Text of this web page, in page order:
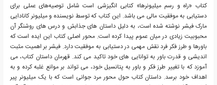
کتاب «راه و رسم میلیونرها» کتابی انگیزشی است شامل توصیه‌های عملی برای
دستیابی به موفقیت مالی می باشد. این کتاب که توسط نویسنده و میلیونر کانادایی
مارک فیشر نوشته شده است، به دلیل داستان های جذابش و درس های روشنگر آن
محبوبیت زیادی در میان عموم پیدا کرده است. محور اصلی کتاب این ایده است که
باورها و طرز فکر فرد نقش مهمی در دستیابی به موفقیت دارد. فیشر بر اهمیت مثبت
اندیشی و قدرت باور به توانایی های خود تاکید می کند. قهرمان داستان کتاب، می
آموزد که با تغییر طرز فکر و باور به پتانسیل خود، می تواند بر موانع غلبه کرده و به
اهداف خود برسد. داستان کتاب حول محور مرد جوانی است که با یک میلیونر پیر